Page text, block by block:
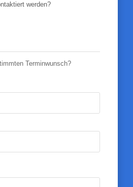
werden?
Terminwunsch?